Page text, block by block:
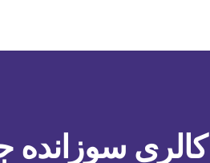
سوزانده